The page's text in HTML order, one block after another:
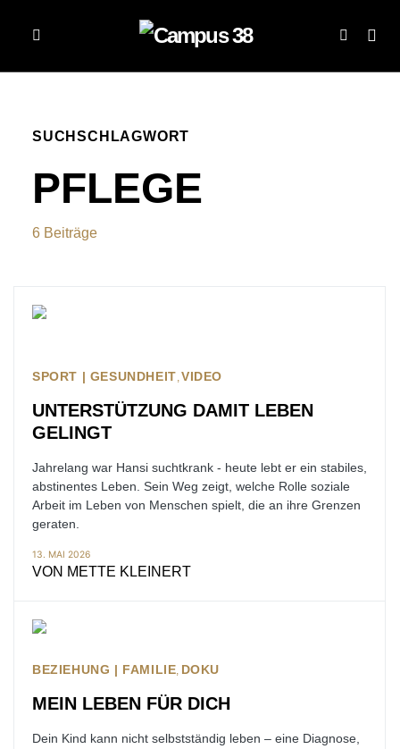
SUCHSCHLAGWORT
PFLEGE
6 Beiträge
SPORT | GESUNDHEIT VIDEO
UNTERSTÜTZUNG DAMIT LEBEN
GELINGT
Jahrelang war Hansi suchtkrank - heute lebt er ein stabiles,
abstinentes Leben. Sein Weg zeigt, welche Rolle soziale
Arbeit im Leben von Menschen spielt, die an ihre Grenzen
geraten.
13. MAI 2026
VON METTE KLEINERT
BEZIEHUNG | FAMILIE DOKU
MEIN LEBEN FÜR DICH
Dein Kind kann nicht selbstständig leben – eine Diagnose,